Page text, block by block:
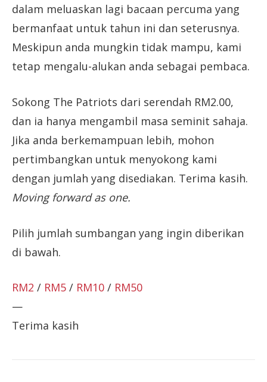
dalam meluaskan lagi bacaan percuma yang
bermanfaat untuk tahun ini dan seterusnya.
Meskipun anda mungkin tidak mampu, kami
tetap mengalu-alukan anda sebagai pembaca.
Sokong The Patriots dari serendah RM2.00,
dan ia hanya mengambil masa seminit sahaja.
Jika anda berkemampuan lebih, mohon
pertimbangkan untuk menyokong kami
dengan jumlah yang disediakan. Terima kasih.
Moving forward as one.
Pilih jumlah sumbangan yang ingin diberikan
di bawah.
RM2 / RM5 / RM10 / RM50
—
Terima kasih